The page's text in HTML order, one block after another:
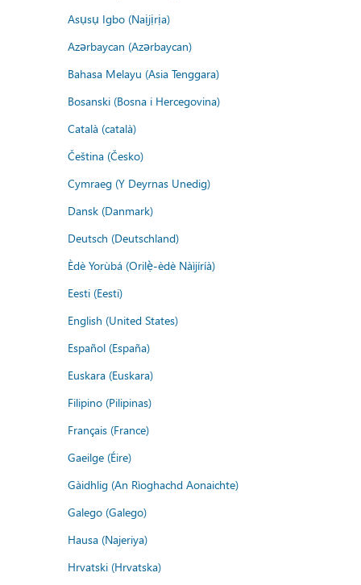
Asụsụ Igbo (Naịjịrịa)
Azərbaycan (Azərbaycan)
Bahasa Melayu (Asia Tenggara)
Bosanski (Bosna i Hercegovina)
Català (català)
Čeština (Česko)
Cymraeg (Y Deyrnas Unedig)
Dansk (Danmark)
Deutsch (Deutschland)
Èdè Yorùbá (Orilẹ̀-èdè Nàìjíríà)
Eesti (Eesti)
English (United States)
Español (España)
Euskara (Euskara)
Filipino (Pilipinas)
Français (France)
Gaeilge (Éire)
Gàidhlig (An Rìoghachd Aonaichte)
Galego (Galego)
Hausa (Najeriya)
Hrvatski (Hrvatska)